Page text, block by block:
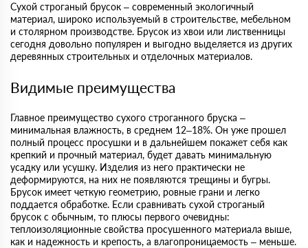
Сухой строганый брусок – современный экологичный
материал, широко используемый в строительстве, мебельном
и столярном производстве. Брусок из хвои или лиственницы
сегодня довольно популярен и выгодно выделяется из других
деревянных строительных и отделочных материалов.
Видимые преимущества
Главное преимущество сухого строганного бруска –
минимальная влажность, в среднем 12–18%. Он уже прошел
полный процесс просушки и в дальнейшем покажет себя как
крепкий и прочный материал, будет давать минимальную
усадку или усушку. Изделия из него практически не
деформируются, на них не появляются трещины и бугры.
Брусок имеет четкую геометрию, ровные грани и легко
поддается обработке. Если сравнивать сухой строганый
брусок с обычным, то плюсы первого очевидны:
теплоизоляционные свойства просушенного материала выше,
как и надежность и крепость, а влагопроницаемость – меньше.